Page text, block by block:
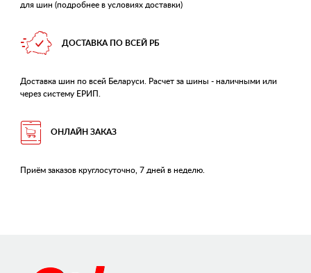
для шин (подробнее в условиях доставки)
ДОСТАВКА ПО ВСЕЙ РБ
Доставка шин по всей Беларуси. Расчет за шины - наличными или
через систему ЕРИП.
ОНЛАЙН ЗАКАЗ
Приём заказов круглосуточно, 7 дней в неделю.